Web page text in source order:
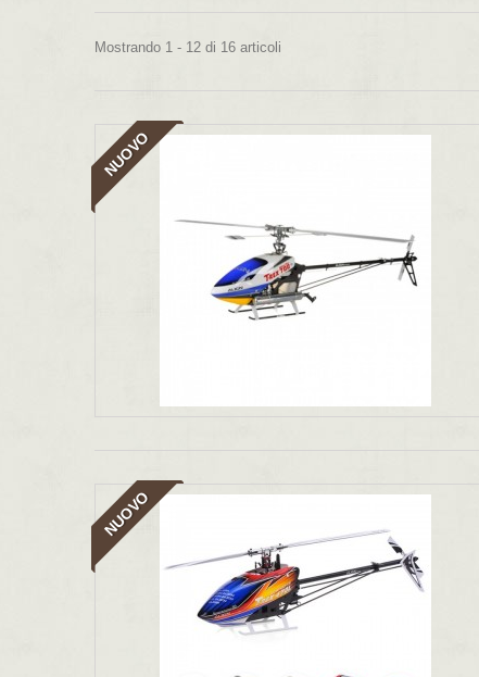
Mostrando 1 - 12 di 16 articoli
NUOVO
NUOVO